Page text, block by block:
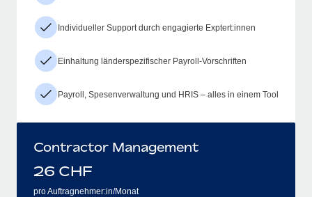
Individueller Support durch engagierte Exptert:innen
Einhaltung länderspezifischer Payroll-Vorschriften
Payroll, Spesenverwaltung und HRIS – alles in einem Tool
Contractor Management
26 CHF
pro Auftragnehmer:in/Monat